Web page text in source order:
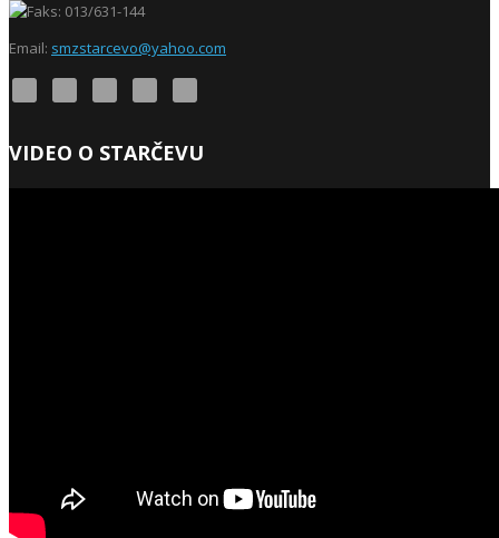
013/631-144
Email: smzstarcevo@yahoo.com
VIDEO O STARČEVU